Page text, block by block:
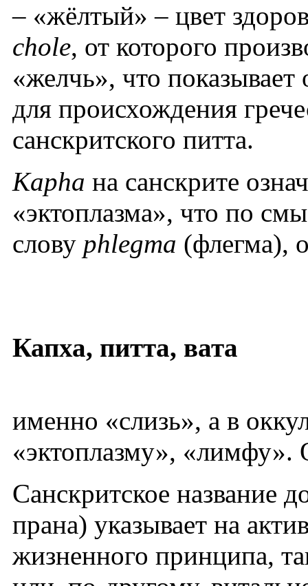
– «жёлтый» – цвет
chole, от которого
«желчь», что
для происхождения
санскритского питта.
Kapha на санскрите
«эктоплазма», что по
слову phlegma (флегма),
Капха, питта, вата
именно «слизь», а в
«эктоплазму»,
Санскритское название
прана) указывает на
жизненного принципа,